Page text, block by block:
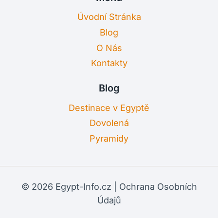
Úvodní Stránka
Blog
O Nás
Kontakty
Blog
Destinace v Egyptě
Dovolená
Pyramidy
© 2026 Egypt-Info.cz | Ochrana Osobních
Údajů